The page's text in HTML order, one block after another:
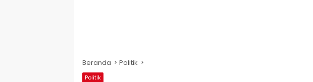
Beranda Politik
Politik